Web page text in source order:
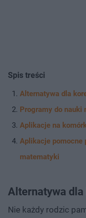
Spis treści
Alternatywa dla
Programy do nauki
Aplikacje na
Aplikacje pomocne
matematyki
Alternatywa
Nie każdy rodzic